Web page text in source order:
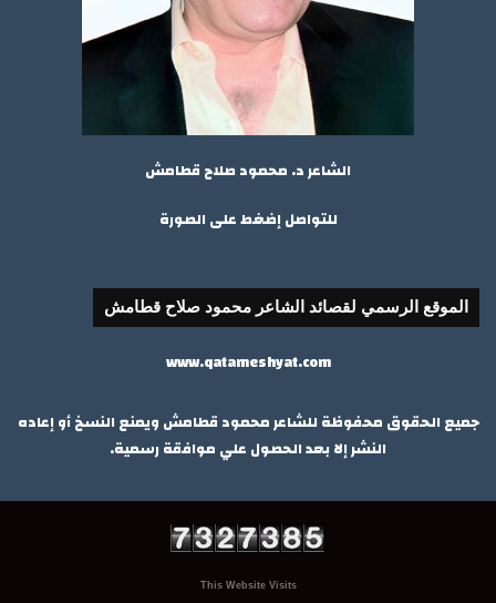
الشاعر د. محمود صلاح قطامش
للتواصل إضغط على الصورة
الموقع الرسمي لقصائد الشاعر محمود صلاح قطامش
www.qatameshyat.com
جميع الحقوق محفوظة للشاعر محمود قطامش ويمنع النسخ أو إعاده
النشر إلا بعد الحصول علي موافقة رسمية.
This Website Visits